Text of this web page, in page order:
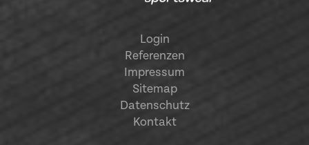
Login
Referenzen
Impressum
Sitemap
Datenschutz
Kontakt